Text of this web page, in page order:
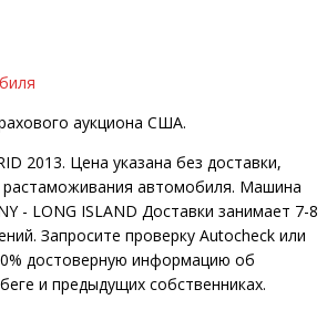
аукциона США.
2013. Цена указана без доставки,
растаможивания автомобиля. Машина
- LONG ISLAND Доставки занимает 7-8
Запросите проверку Autocheck или
достоверную информацию об
и предыдущих собственниках.